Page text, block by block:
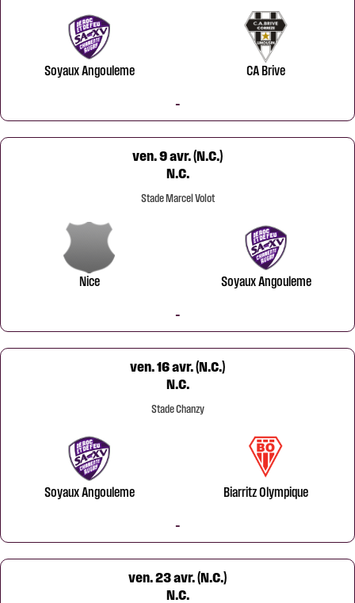
Soyaux Angouleme CA Brive
-
ven. 9 avr. (N.C.)
N.C.
Stade Marcel Volot
Nice Soyaux Angouleme
-
ven. 16 avr. (N.C.)
N.C.
Stade Chanzy
Soyaux Angouleme Biarritz Olympique
-
ven. 23 avr. (N.C.)
N.C.